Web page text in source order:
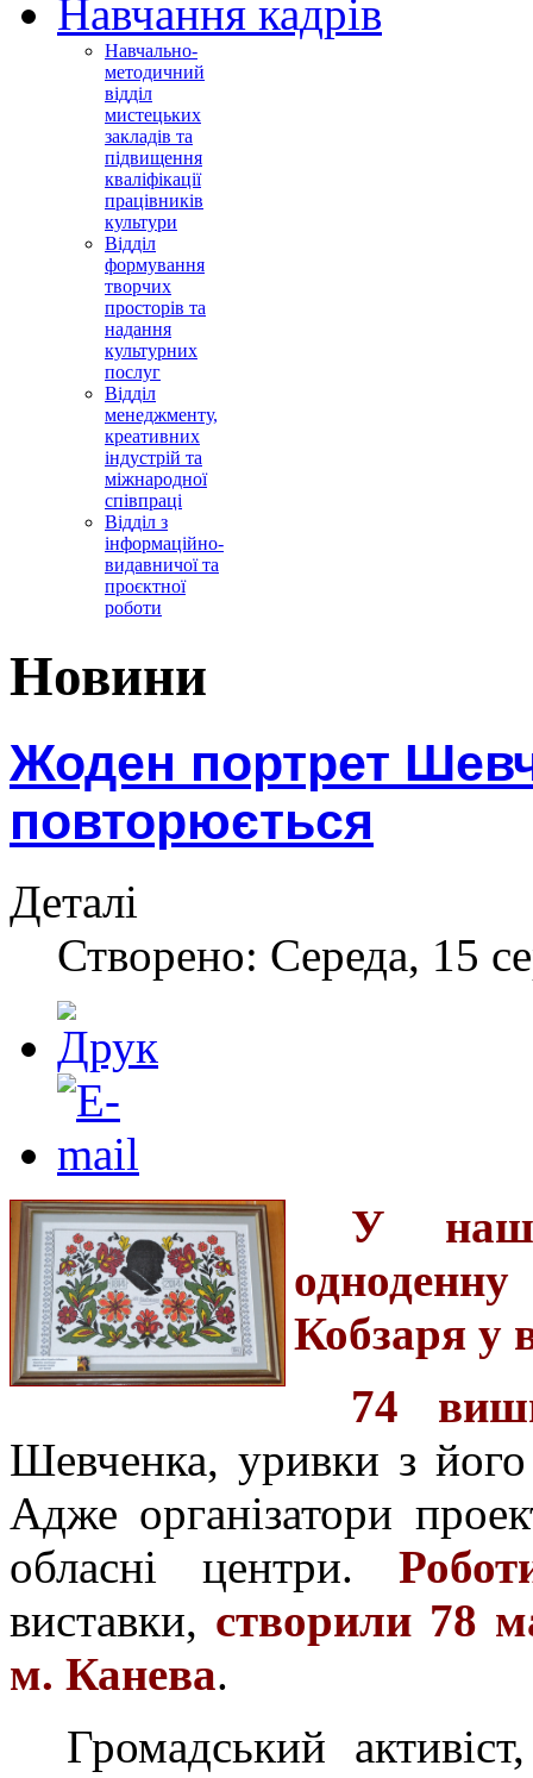
Навчання кадрів
Навчально-
методичний
відділ
мистецьких
закладів та
підвищення
кваліфікації
працівників
культури
Відділ
формування
творчих
просторів та
надання
культурних
послуг
Відділ
менеджменту,
креативних
індустрій та
міжнародної
співпраці
Відділ з
інформаційно-
видавничої та
проєктної
роботи
Новини
Жоден портрет
повторюється
Деталі
Створено: Середа, 15
У
Кобзаря у
74
Шевченка, уривки з його
Адже організатори
обласні центри.
виставки, створили 78
м. Канева.
Громадський